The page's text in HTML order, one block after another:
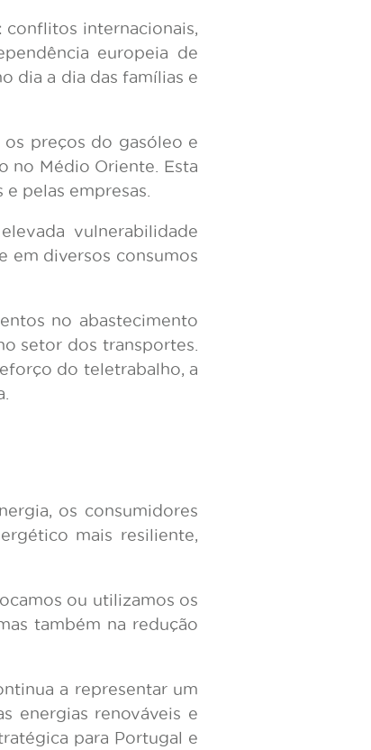
conflitos internacionais,
europeia de
dia a dia das famílias e
preços do gasóleo e
no Médio Oriente. Esta
pelas empresas.
vulnerabilidade
em diversos consumos
no abastecimento
setor dos transportes.
do teletrabalho, a
os consumidores
mais resiliente,
ou utilizamos os
também na redução
a representar um
energias renováveis e
para Portugal e